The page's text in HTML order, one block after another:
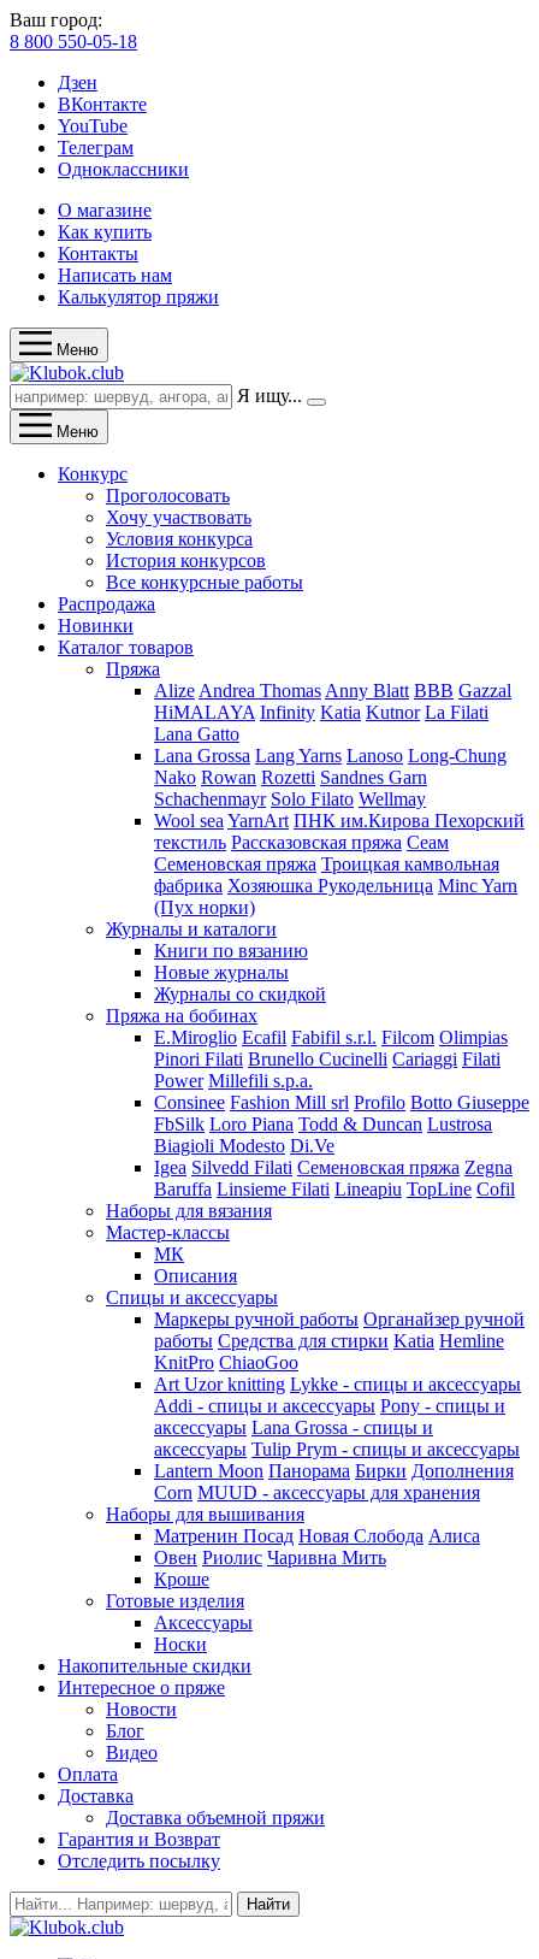
Ваш город:
8 800 550-05-18
Дзен
ВКонтакте
YouTube
Телеграм
Одноклассники
О магазине
Как купить
Контакты
Написать нам
Калькулятор пряжи
Меню
Я ищу...
Меню
Конкурс
Проголосовать
Хочу участвовать
Условия конкурса
История конкурсов
Все конкурсные работы
Распродажа
Новинки
Каталог товаров
Пряжа
Alize Andrea Thomas Anny Blatt BBB Gazzal
HiMALAYA Infinity Katia Kutnor La Filati
Lana Gatto
Lana Grossa Lang Yarns Lanoso Long-Chung
Nako Rowan Rozetti Sandnes Garn
Schachenmayr Solo Filato Wellmay
Wool sea YarnArt ПНК им.Кирова Пехорский
текстиль Рассказовская пряжа Сеам
Семеновская пряжа Троицкая камвольная
фабрика Хозяюшка Рукодельница Minc Yarn
(Пух норки)
Журналы и каталоги
Книги по вязанию
Новые журналы
Журналы со скидкой
Пряжа на бобинах
E.Miroglio Ecafil Fabifil s.r.l. Filcom Olimpias
Pinori Filati Brunello Cucinelli Cariaggi Filati
Power Millefili s.p.a.
Consinee Fashion Mill srl Profilo Botto Giuseppe
FbSilk Loro Piana Todd & Duncan Lustrosa
Biagioli Modesto Di.Ve
Igea Silvedd Filati Семеновская пряжа Zegna
Baruffa Linsieme Filati Lineapiu TopLine Cofil
Наборы для вязания
Мастер-классы
МК
Описания
Спицы и аксессуары
Маркеры ручной работы Органайзер ручной
работы Средства для стирки Katia Hemline
KnitPro ChiaoGoo
Art Uzor knitting Lykke - спицы и аксессуары
Addi - спицы и аксессуары Pony - спицы и
аксессуары Lana Grossa - спицы и
аксессуары Tulip Prym - спицы и аксессуары
Lantern Moon Панорама Бирки Дополнения
Corn MUUD - аксессуары для хранения
Наборы для вышивания
Матренин Посад Новая Слобода Алиса
Овен Риолис Чаривна Мить
Кроше
Готовые изделия
Аксессуары
Носки
Накопительные скидки
Интересное о пряже
Новости
Блог
Видео
Оплата
Доставка
Доставка объемной пряжи
Гарантия и Возврат
Отследить посылку
Найти